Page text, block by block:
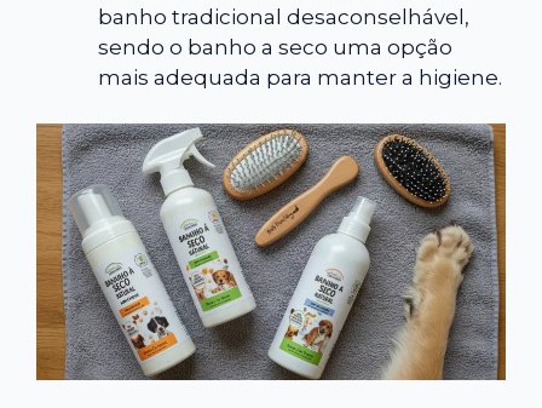
banho tradicional desaconselhável,
sendo o banho a seco uma opção
mais adequada para manter a higiene.